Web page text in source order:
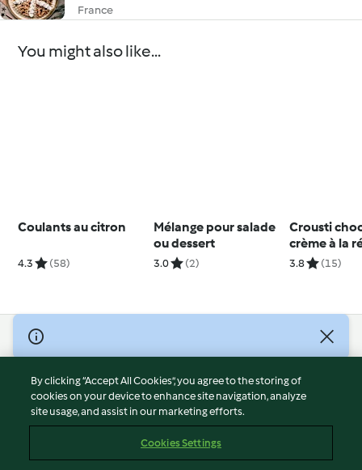
France
You might also like...
Coulants au citron
4.3 (58)
Mélange pour salade
ou dessert
3.0 (2)
Crousti
crème à la
3.8 (15)
© Copyright 2026
Terms of Service
Privacy Policy
Disclaimer
Cookies
By clicking “Accept All Cookies”, you agree to the storing of
cookies on your device to enhance site navigation, analyze
site usage, and assist in our marketing efforts.
Cookies Settings